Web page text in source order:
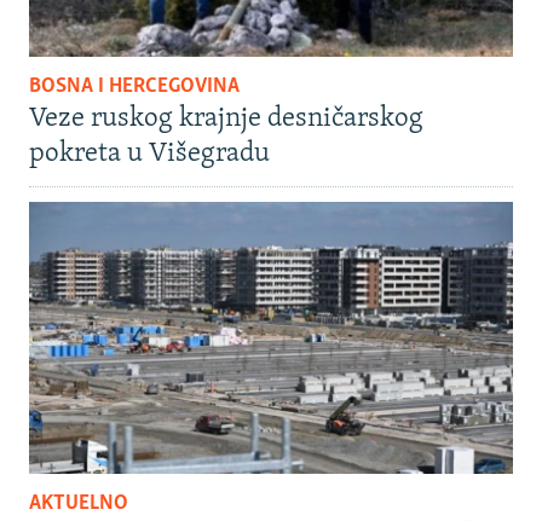
BOSNA I HERCEGOVINA
Veze ruskog krajnje desničarskog
pokreta u Višegradu
AKTUELNO